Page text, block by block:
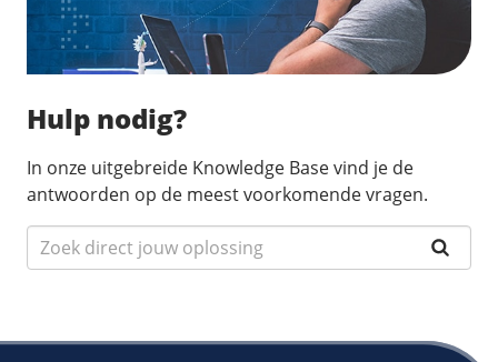
Hulp nodig?
In onze uitgebreide Knowledge Base vind je de
antwoorden op de meest voorkomende vragen.